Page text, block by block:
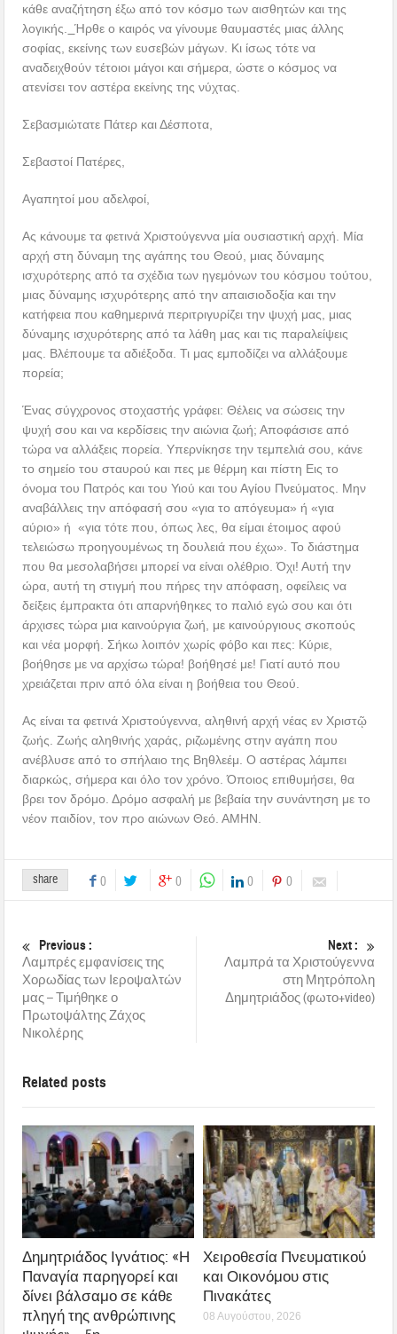
κάθε αναζήτηση έξω από τον κόσμο των αισθητών και της
λογικής.
Ήρθε ο καιρός να γίνουμε θαυμαστές μιας άλλης
σοφίας, εκείνης των ευσεβών μάγων. Κι ίσως τότε να
αναδειχθούν τέτοιοι μάγοι και σήμερα, ώστε ο κόσμος να
ατενίσει τον αστέρα εκείνης της νύχτας.
Σεβασμιώτατε Πάτερ και Δέσποτα,
Σεβαστοί Πατέρες,
Αγαπητοί μου αδελφοί,
Ας κάνουμε τα φετινά Χριστούγεννα μία ουσιαστική αρχή. Μία
αρχή στη δύναμη της αγάπης του Θεού, μιας δύναμης
ισχυρότερης από τα σχέδια των ηγεμόνων του κόσμου τούτου,
μιας δύναμης ισχυρότερης από την απαισιοδοξία και την
κατήφεια που καθημερινά περιτριγυρίζει την ψυχή μας, μιας
δύναμης ισχυρότερης από τα λάθη μας και τις παραλείψεις
μας. Βλέπουμε τα αδιέξοδα. Τι μας εμποδίζει να αλλάξουμε
πορεία;
Ένας σύγχρονος στοχαστής γράφει: Θέλεις να σώσεις την
ψυχή σου και να κερδίσεις την αιώνια ζωή; Αποφάσισε από
τώρα να αλλάξεις πορεία. Υπερνίκησε την τεμπελιά σου, κάνε
το σημείο του σταυρού και πες με θέρμη και πίστη Εις το
όνομα του Πατρός και του Υιού και του Αγίου Πνεύματος. Μην
αναβάλλεις την απόφασή σου «για το απόγευμα» ή «για
αύριο» ή «για τότε που, όπως λες, θα είμαι έτοιμος αφού
τελειώσω προηγουμένως τη δουλειά που έχω». Το διάστημα
που θα μεσολαβήσει μπορεί να είναι ολέθριο. Όχι! Αυτή την
ώρα, αυτή τη στιγμή που πήρες την απόφαση, οφείλεις να
δείξεις έμπρακτα ότι απαρνήθηκες το παλιό εγώ σου και ότι
άρχισες τώρα μια καινούργια ζωή, με καινούργιους σκοπούς
και νέα μορφή. Σήκω λοιπόν χωρίς φόβο και πες: Κύριε,
βοήθησε με να αρχίσω τώρα! βοήθησέ με! Γιατί αυτό που
χρειάζεται πριν από όλα είναι η βοήθεια του Θεού.
Ας είναι τα φετινά Χριστούγεννα, αληθινή αρχή νέας εν Χριστῷ
ζωής. Ζωής αληθινής χαράς, ριζωμένης στην αγάπη που
ανέβλυσε από το σπήλαιο της Βηθλεέμ. Ο αστέρας λάμπει
διαρκώς, σήμερα και όλο τον χρόνο. Όποιος επιθυμήσει, θα
βρει τον δρόμο. Δρόμο ασφαλή με βεβαία την συνάντηση με το
νέον παιδίον, τον προ αιώνων Θεό. ΑΜΗΝ.
share 0 0 0 0
Previous :
Λαμπρές εμφανίσεις της
Χορωδίας των Ιεροψαλτών
μας – Τιμήθηκε ο
Πρωτοψάλτης Ζάχος
Νικολέρης
Next :
Λαμπρά τα Χριστούγεννα
στη Μητρόπολη
Δημητριάδος (φωτο+video)
Related posts
Δημητριάδος Ιγνάτιος: «Η
Παναγία παρηγορεί και
δίνει βάλσαμο σε κάθε
πληγή της ανθρώπινης
Χειροθεσία Πνευματικού
και Οικονόμου στις
Πινακάτες
08 Αυγούστου, 2026